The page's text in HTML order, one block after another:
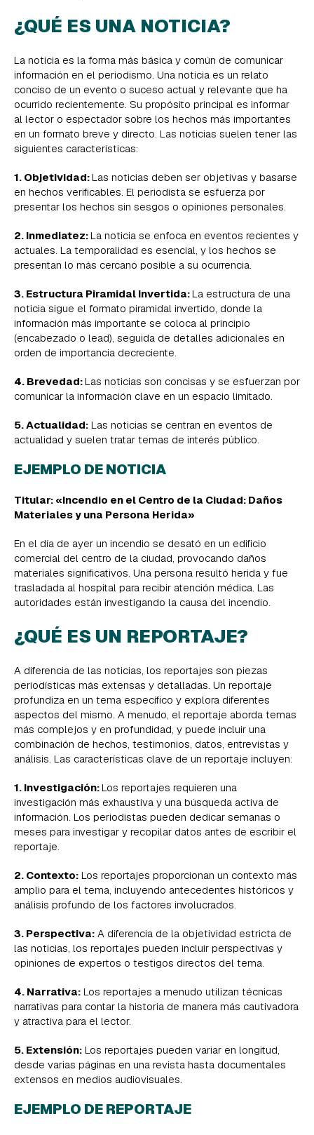
¿QUÉ ES UNA NOTICIA?
La noticia es la forma más básica y común de comunicar
información en el periodismo. Una noticia es un relato
conciso de un evento o suceso actual y relevante que ha
ocurrido recientemente. Su propósito principal es informar
al lector o espectador sobre los hechos más importantes
en un formato breve y directo. Las noticias suelen tener las
siguientes características:
1. Objetividad:Las noticias deben ser objetivas y basarse
en hechos verificables. El periodista se esfuerza por
presentar los hechos sin sesgos o opiniones personales.
2. Inmediatez:La noticia se enfoca en eventos recientes y
actuales. La temporalidad es esencial, y los hechos se
presentan lo más cercano posible a su ocurrencia.
3. Estructura Piramidal Invertida:La estructura de una
noticia sigue el formato piramidal invertido, donde la
información más importante se coloca al principio
(encabezado o lead), seguida de detalles adicionales en
orden de importancia decreciente.
4. Brevedad:Las noticias son concisas y se esfuerzan por
comunicar la información clave en un espacio limitado.
5. Actualidad: Las noticias se centran en eventos de
actualidad y suelen tratar temas de interés público.
EJEMPLO DE NOTICIA
Titular: «Incendio en el Centro de la Ciudad: Daños
Materiales y una Persona Herida»
En el día de ayer un incendio se desató en un edificio
comercial del centro de la ciudad, provocando daños
materiales significativos. Una persona resultó herida y fue
trasladada al hospital para recibir atención médica. Las
autoridades están investigando la causa del incendio.
¿QUÉ ES UN REPORTAJE?
A diferencia de las noticias, los reportajes son piezas
periodísticas más extensas y detalladas. Un reportaje
profundiza en un tema específico y explora diferentes
aspectos del mismo. A menudo, el reportaje aborda temas
más complejos y en profundidad, y puede incluir una
combinación de hechos, testimonios, datos, entrevistas y
análisis. Las características clave de un reportaje incluyen:
1. Investigación:Los reportajes requieren una
investigación más exhaustiva y una búsqueda activa de
información. Los periodistas pueden dedicar semanas o
meses para investigar y recopilar datos antes de escribir el
reportaje.
2. Contexto: Los reportajes proporcionan un contexto más
amplio para el tema, incluyendo antecedentes históricos y
análisis profundo de los factores involucrados.
3. Perspectiva: A diferencia de la objetividad estricta de
las noticias, los reportajes pueden incluir perspectivas y
opiniones de expertos o testigos directos del tema.
4. Narrativa: Los reportajes a menudo utilizan técnicas
narrativas para contar la historia de manera más cautivadora
y atractiva para el lector.
5. Extensión: Los reportajes pueden variar en longitud,
desde varias páginas en una revista hasta documentales
extensos en medios audiovisuales.
EJEMPLO DE REPORTAJE